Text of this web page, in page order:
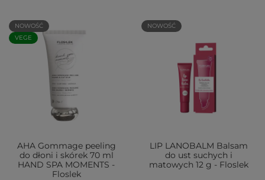
NOWOŚĆ
VEGE
AHA Gommage peeling
do dłoni i skórek 70 ml
HAND SPA MOMENTS -
Floslek
NOWOŚĆ
LIP LANOBALM Balsam
do ust suchych i
matowych 12 g - Floslek